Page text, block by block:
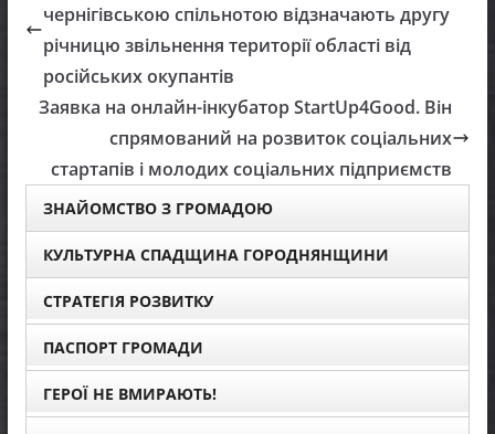
чернігівською спільнотою відзначають другу
річницю звільнення території області від
російських окупантів
Заявка на онлайн-інкубатор StartUp4Good. Він
спрямований на розвиток соціальних
стартапів і молодих соціальних підприємств
ЗНАЙОМСТВО З ГРОМАДОЮ
КУЛЬТУРНА СПАДЩИНА ГОРОДНЯНЩИНИ
СТРАТЕГІЯ РОЗВИТКУ
ПАСПОРТ ГРОМАДИ
ГЕРОЇ НЕ ВМИРАЮТЬ!